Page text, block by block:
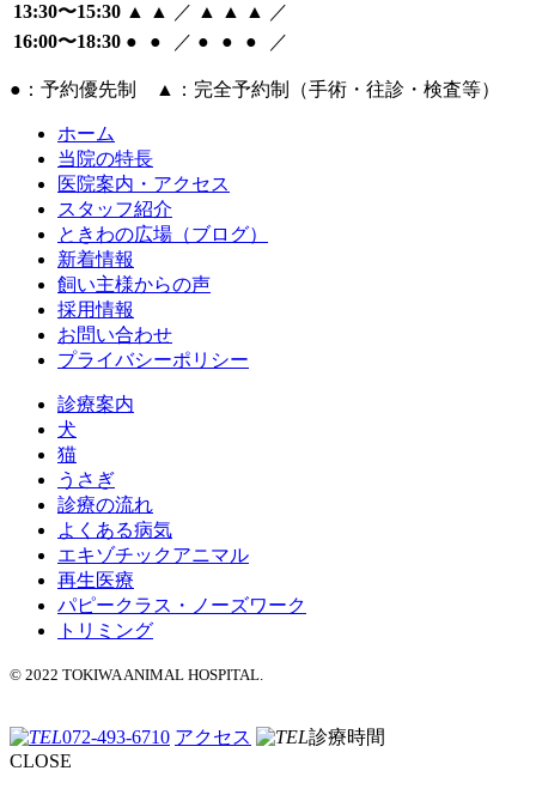
13:30〜15:30 ▲ ▲ ／ ▲ ▲ ▲
／
16:00〜18:30 ● ● ／ ● ● ● ／
●：予約優先制 ▲：完全予約制（手術・往診・検査等）
ホーム
当院の特長
医院案内・アクセス
スタッフ紹介
ときわの広場（ブログ）
新着情報
飼い主様からの声
採用情報
お問い合わせ
プライバシーポリシー
診療案内
犬
猫
うさぎ
診療の流れ
よくある病気
エキゾチックアニマル
再生医療
パピークラス・ノーズワーク
トリミング
© 2022 TOKIWA ANIMAL HOSPITAL.
072-493-6710 アクセス
診療時間
CLOSE